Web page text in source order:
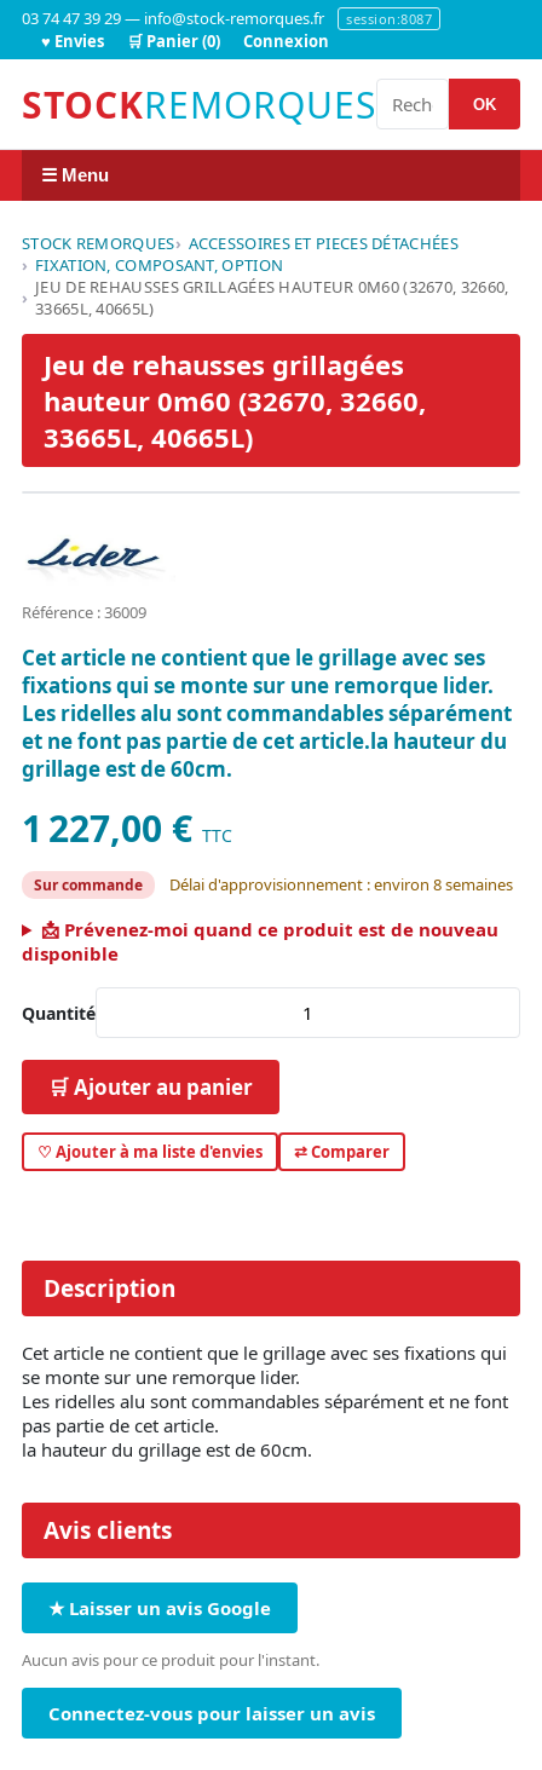
03 74 47 39 29 — info@stock-remorques.fr session:8087
♥ Envies 🛒 Panier (0) Connexion
STOCKREMORQUES OK
☰ Menu
STOCK REMORQUES
ACCESSOIRES ET PIECES DÉTACHÉES
FIXATION, COMPOSANT, OPTION
JEU DE REHAUSSES GRILLAGÉES HAUTEUR 0M60 (32670, 32660,
33665L, 40665L)
Jeu de rehausses grillagées
hauteur 0m60 (32670, 32660,
33665L, 40665L)
Référence : 36009
Cet article ne contient que le grillage avec ses
fixations qui se monte sur une remorque lider.
Les ridelles alu sont commandables séparément
et ne font pas partie de cet article.la hauteur du
grillage est de 60cm.
1 227,00 € TTC
Sur commande Délai d'approvisionnement : environ 8 semaines
📩 Prévenez-moi quand ce produit est de nouveau
disponible
Quantité
🛒 Ajouter au panier
♡ Ajouter à ma liste d'envies ⇄ Comparer
Description
Cet article ne contient que le grillage avec ses fixations qui
se monte sur une remorque lider.
Les ridelles alu sont commandables séparément et ne font
pas partie de cet article.
la hauteur du grillage est de 60cm.
Avis clients
★ Laisser un avis Google
Aucun avis pour ce produit pour l'instant.
Connectez-vous pour laisser un avis